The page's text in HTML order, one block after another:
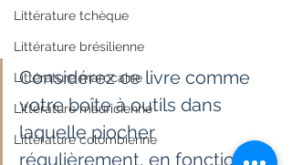
Littérature tchèque
Littérature brésilienne
Littérature marocaine
Littérature mauricienne
Littérature colombienne
Considérez ce livre comme
votre boîte à outils dans
laquelle piocher
régulièrement, en fonction de